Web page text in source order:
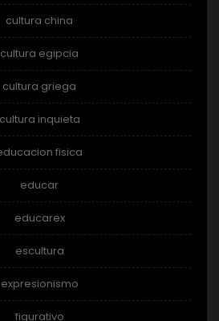
cultura china
cultura egipcia
cultura griega
cultura inquieta
fisica
educar
educarex
escultura
expresionismo
figurativo